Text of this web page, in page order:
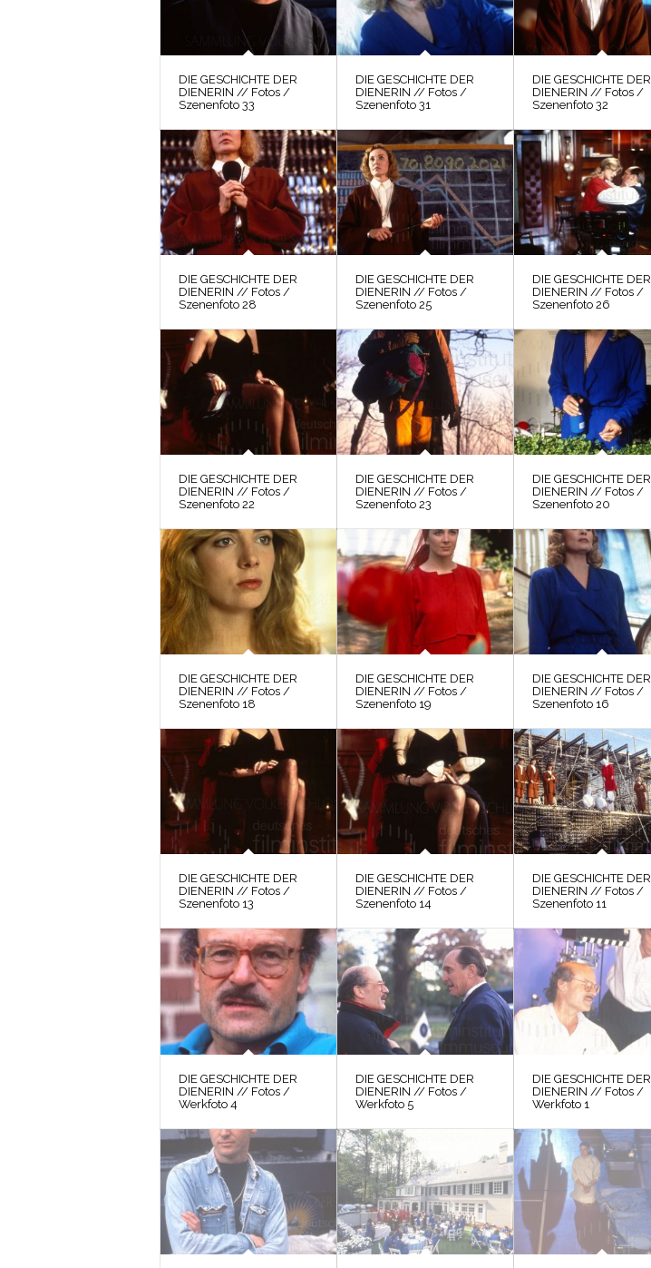
DIE GESCHICHTE DER
DIENERIN // Fotos /
Szenenfoto 33
DIE GESCHICHTE DER
DIENERIN // Fotos /
Szenenfoto 31
DIE GESCHICHTE DER
DIENERIN // Fotos /
Szenenfoto 32
DIE GESCHICHTE DER
DIENERIN // Fotos /
Szenenfoto 28
DIE GESCHICHTE DER
DIENERIN // Fotos /
Szenenfoto 25
DIE GESCHICHTE DER
DIENERIN // Fotos /
Szenenfoto 26
DIE GESCHICHTE DER
DIENERIN // Fotos /
Szenenfoto 22
DIE GESCHICHTE DER
DIENERIN // Fotos /
Szenenfoto 23
DIE GESCHICHTE DER
DIENERIN // Fotos /
Szenenfoto 20
DIE GESCHICHTE DER
DIENERIN // Fotos /
Szenenfoto 18
DIE GESCHICHTE DER
DIENERIN // Fotos /
Szenenfoto 19
DIE GESCHICHTE DER
DIENERIN // Fotos /
Szenenfoto 16
DIE GESCHICHTE DER
DIENERIN // Fotos /
Szenenfoto 13
DIE GESCHICHTE DER
DIENERIN // Fotos /
Szenenfoto 14
DIE GESCHICHTE DER
DIENERIN // Fotos /
Szenenfoto 11
DIE GESCHICHTE DER
DIENERIN // Fotos /
Werkfoto 4
DIE GESCHICHTE DER
DIENERIN // Fotos /
Werkfoto 5
DIE GESCHICHTE DER
DIENERIN // Fotos /
Werkfoto 1